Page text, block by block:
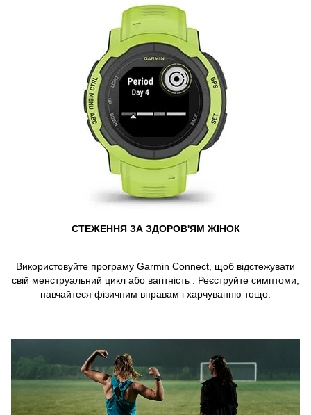
СТЕЖЕННЯ ЗА ЗДОРОВ'ЯМ ЖІНОК
Використовуйте програму Garmin Connect, щоб відстежувати
свій менструальний цикл або вагітність . Реєструйте симптоми,
навчайтеся фізичним вправам і харчуванню тощо.